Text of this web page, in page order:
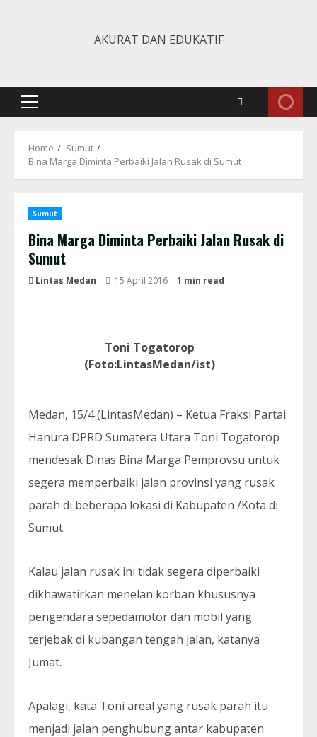
AKURAT DAN EDUKATIF
Primary
Home
Sumut
Bina Marga Diminta Perbaiki Jalan Rusak di Sumut
Sumut
Bina Marga Diminta Perbaiki Jalan Rusak di
Sumut
Lintas Medan 15 April 2016 1 min read
Toni Togatorop
(Foto:LintasMedan/ist)
Medan, 15/4 (LintasMedan) – Ketua Fraksi Partai
Hanura DPRD Sumatera Utara Toni Togatorop
mendesak Dinas Bina Marga Pemprovsu untuk
segera memperbaiki jalan provinsi yang rusak
parah di beberapa lokasi di Kabupaten /Kota di
Sumut.
Kalau jalan rusak ini tidak segera diperbaiki
dikhawatirkan menelan korban khususnya
pengendara sepedamotor dan mobil yang
terjebak di kubangan tengah jalan, katanya
Jumat.
Apalagi, kata Toni areal yang rusak parah itu
menjadi jalan penghubung antar kabupaten